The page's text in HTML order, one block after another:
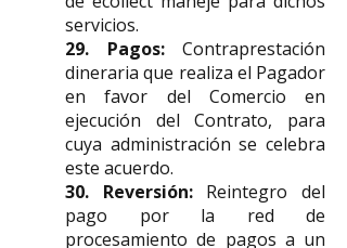
servicios.
29. Pagos: Contraprestación
dineraria que realiza el Pagador
en favor del Comercio en
ejecución del Contrato, para
cuya administración se celebra
este acuerdo.
30. Reversión:Reintegro del
pago por la red de
procesamiento de pagos a un